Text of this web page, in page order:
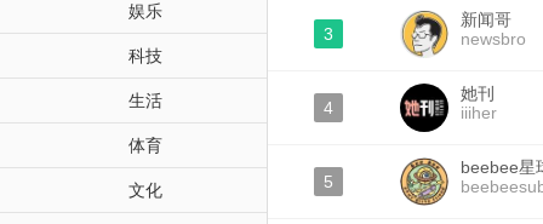
娱乐
科技
生活
体育
文化
3
新闻哥
newsbro
4
她刊
iiiher
5
beebee星